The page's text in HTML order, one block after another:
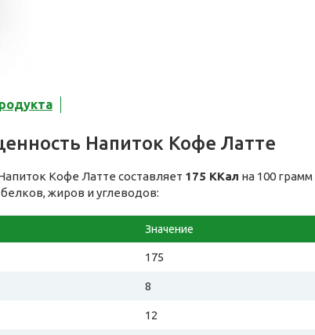
Напиток Кофе Латте
Кофе Латте составляет 175 ККал на 100 грамм
жиров и углеводов:
Значение
175
8
12